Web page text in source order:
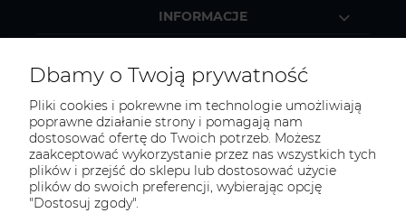
INFORMACJE
KONTAKT
Zapraszamy do kontaktu:
telefonicznie od 11:00 do 16:00
Dbamy o Twoją prywatność
Pliki cookies i pokrewne im technologie umożliwiają
poprawne działanie strony i pomagają nam
dostosować ofertę do Twoich potrzeb. Możesz
zaakceptować wykorzystanie przez nas wszystkich tych
plików i przejść do sklepu lub dostosować użycie
plików do swoich preferencji, wybierając opcję
"Dostosuj zgody".